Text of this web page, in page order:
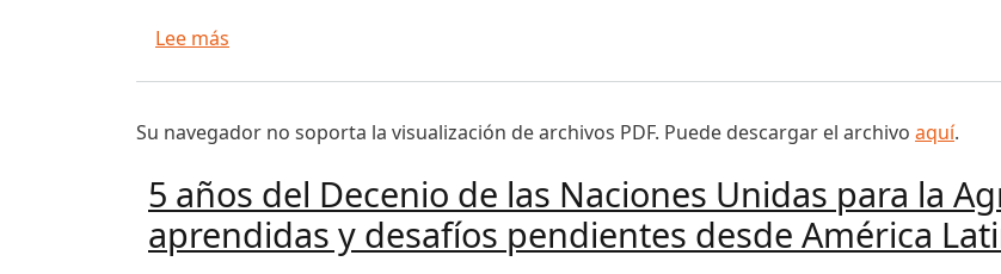
Lee más
Su navegador no soporta la visualización de archivos PDF. Puede descargar el archivo aquí.
5 años del Decenio de las Naciones Unidas para la
aprendidas y desafíos pendientes desde América